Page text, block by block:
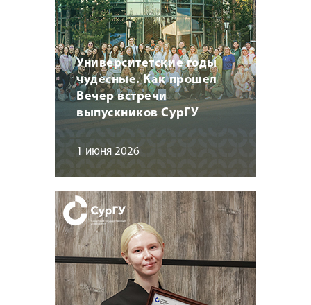
Университетские годы
чудесные. Как прошел
Вечер встречи
выпускников СурГУ
1 июня 2026